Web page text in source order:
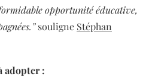
opportunité éducative,
souligne Stéphan
adopter :